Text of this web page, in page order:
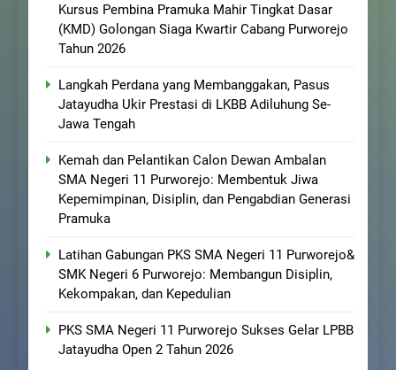
Kursus Pembina Pramuka Mahir Tingkat Dasar
(KMD) Golongan Siaga Kwartir Cabang Purworejo
Tahun 2026
Langkah Perdana yang Membanggakan, Pasus
Jatayudha Ukir Prestasi di LKBB Adiluhung Se-
Jawa Tengah
Kemah dan Pelantikan Calon Dewan Ambalan
SMA Negeri 11 Purworejo: Membentuk Jiwa
Kepemimpinan, Disiplin, dan Pengabdian Generasi
Pramuka
Latihan Gabungan PKS SMA Negeri 11 Purworejo&
SMK Negeri 6 Purworejo: Membangun Disiplin,
Kekompakan, dan Kepedulian
PKS SMA Negeri 11 Purworejo Sukses Gelar LPBB
Jatayudha Open 2 Tahun 2026